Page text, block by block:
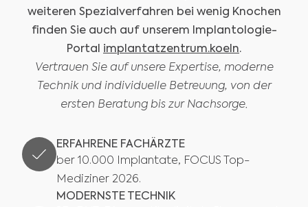
weiteren Spezialverfahren bei wenig Knochen
finden Sie auch auf unserem Implantologie-
Portal implantatzentrum.koeln.
Vertrauen Sie auf unsere Expertise, moderne
Technik und individuelle Betreuung, von der
ersten Beratung bis zur Nachsorge.
ERFAHRENE FACHÄRZTE
ber 10.000 Implantate, FOCUS Top-
Mediziner 2026.
MODERNSTE TECHNIK